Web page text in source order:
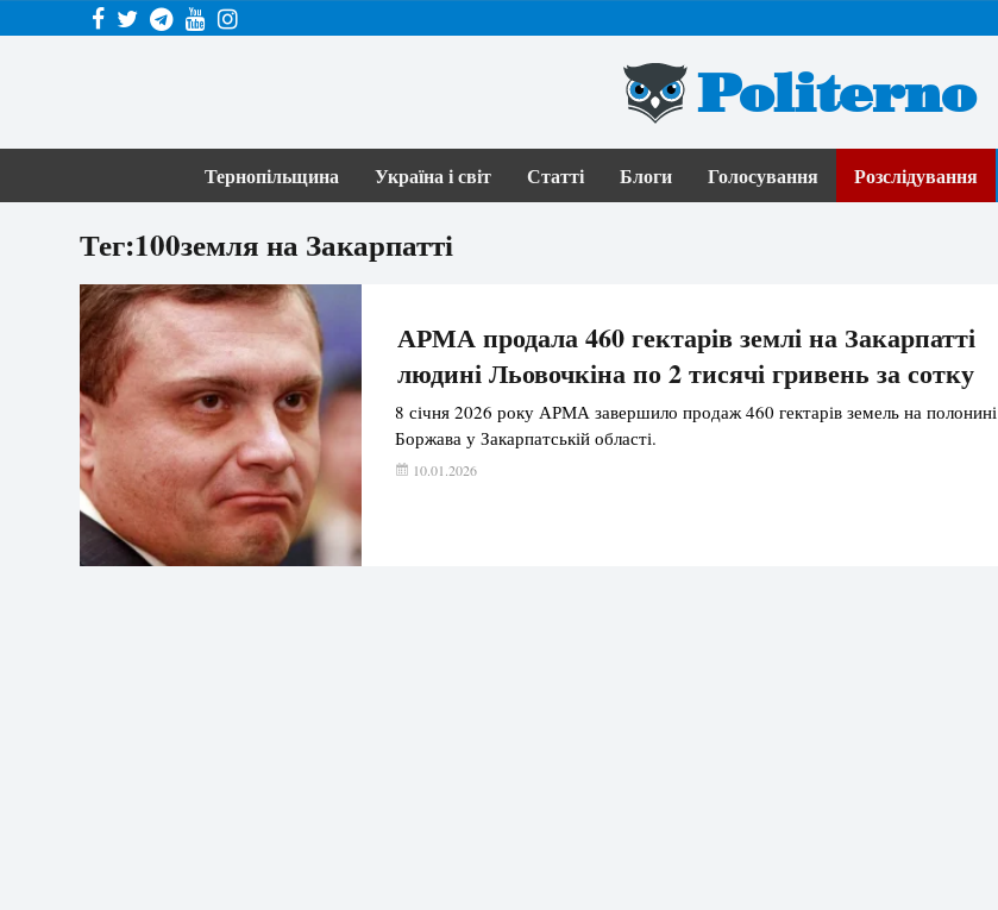
Politerno
Тернопільщина Україна і світ Статті Блоги Голосування Розслідування
Тег:100земля на Закарпатті
АРМА продала 460 гектарів землі на Закарпатті
людині Льовочкіна по 2 тисячі гривень за сотку
8 січня 2026 року АРМА завершило продаж 460 гектарів земель на полонині
Боржава у Закарпатській області.
10.01.2026